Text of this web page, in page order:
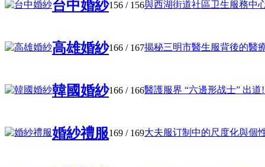
台中婚紗156 / 156與西湖街道社區卫生服務中
高雄婚紗166 / 167揭秘三明市醫生服背後的醫
韓國婚紗166 / 166醫護服界 “六邊形战士” 出道
婚紗禮服169 / 169大夫服订制中的尺度化與個